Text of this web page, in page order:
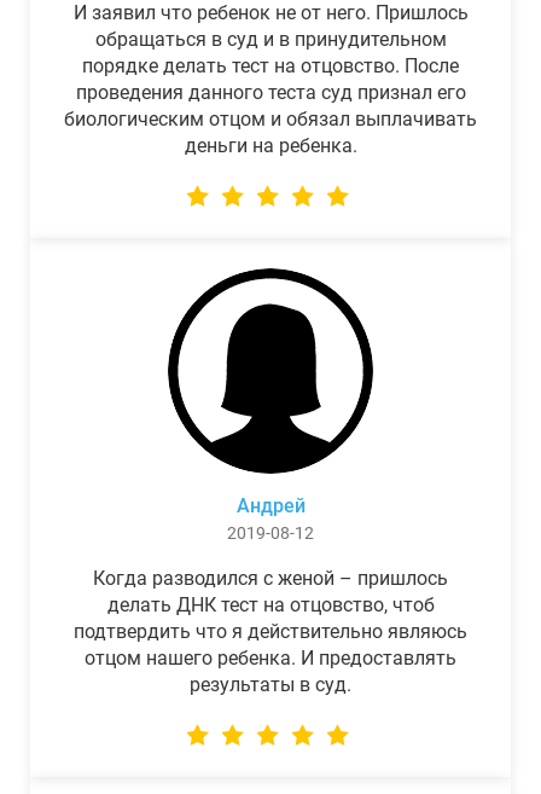
И заявил что ребенок не от него. Пришлось
обращаться в суд и в принудительном
порядке делать тест на отцовство. После
проведения данного теста суд признал его
биологическим отцом и обязал выплачивать
деньги на ребенка.
Андрей
2019-08-12
Когда разводился с женой – пришлось
делать ДНК тест на отцовство, чтоб
подтвердить что я действительно являюсь
отцом нашего ребенка. И предоставлять
результаты в суд.